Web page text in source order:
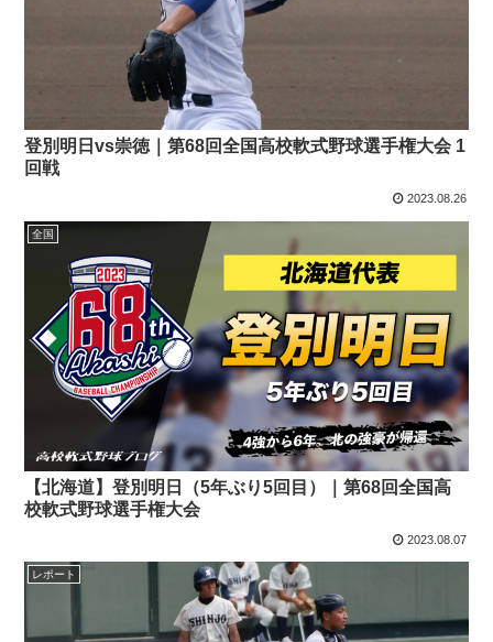
登別明日vs崇徳｜第68回全国高校軟式野球選手権大会 1
回戦
2023.08.26
全国
【北海道】登別明日（5年ぶり5回目）｜第68回全国高
校軟式野球選手権大会
2023.08.07
レポート